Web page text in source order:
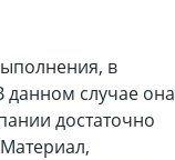
в
данном случае она
достаточно